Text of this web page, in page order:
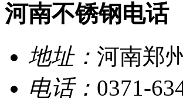
河南不锈钢电话
地址： 河南郑
电话： 0371-